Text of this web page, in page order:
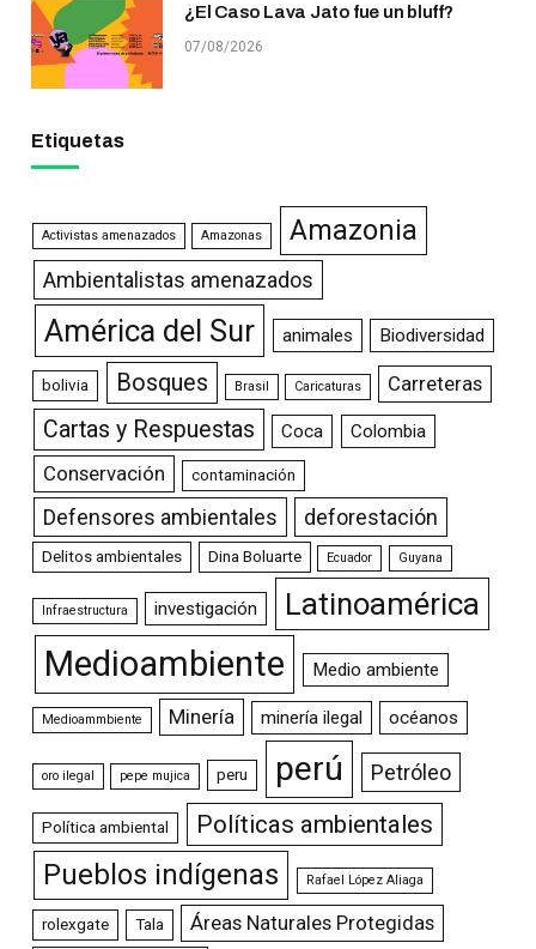
¿El Caso Lava Jato fue un bluff?
07/08/2026
Etiquetas
Activistas amenazados Amazonas Amazonia
Ambientalistas amenazados
América del Sur animales Biodiversidad
bolivia Bosques Brasil Caricaturas Carreteras
Cartas y Respuestas Coca Colombia
Conservación contaminación
Defensores ambientales deforestación
Delitos ambientales Dina Boluarte Ecuador Guyana
Infraestructura investigación Latinoamérica
Medioambiente Medio ambiente
Medioammbiente Minería minería ilegal océanos
oro ilegal pepe mujica peru perú Petróleo
Política ambiental Políticas ambientales
Pueblos indígenas Rafael López Aliaga
rolexgate Tala Áreas Naturales Protegidas